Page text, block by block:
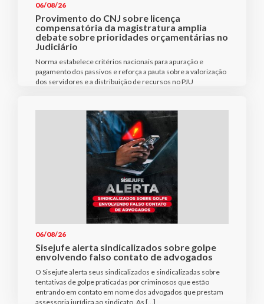
06/08/26
Provimento do CNJ sobre licença
compensatória da magistratura amplia
debate sobre prioridades orçamentárias no
Judiciário
Norma estabelece critérios nacionais para apuração e
pagamento dos passivos e reforça a pauta sobre a valorização
dos servidores e a distribuição de recursos no PJU
06/08/26
Sisejufe alerta sindicalizados sobre golpe
envolvendo falso contato de advogados
O Sisejufe alerta seus sindicalizados e sindicalizadas sobre
tentativas de golpe praticadas por criminosos que estão
entrando em contato em nome dos advogados que prestam
assessoria jurídica ao sindicato. As […]